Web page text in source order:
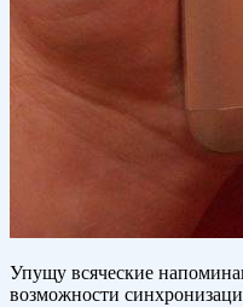
Упущу всяческие
возможности